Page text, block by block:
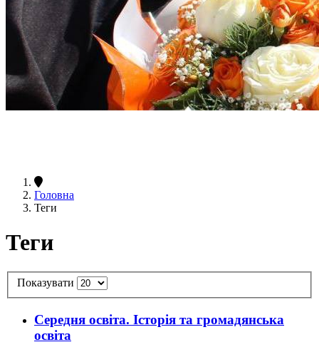
Головна
Теги
Теги
Показувати
Середня освіта. Історія та громадянська
освіта